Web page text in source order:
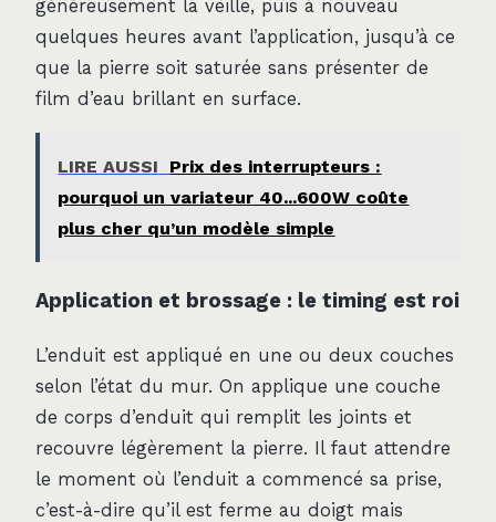
généreusement la veille, puis à nouveau
quelques heures avant l’application, jusqu’à ce
que la pierre soit saturée sans présenter de
film d’eau brillant en surface.
LIRE AUSSI
Prix des interrupteurs :
pourquoi un variateur 40...600W coûte
plus cher qu’un modèle simple
Application et brossage : le timing est roi
L’enduit est appliqué en une ou deux couches
selon l’état du mur. On applique une couche
de corps d’enduit qui remplit les joints et
recouvre légèrement la pierre. Il faut attendre
le moment où l’enduit a commencé sa prise,
c’est-à-dire qu’il est ferme au doigt mais